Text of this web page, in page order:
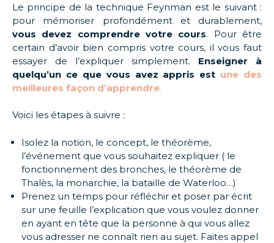
Le principe de la technique Feynman est le suivant :
pour mémoriser profondément et durablement,
vous devez comprendre votre cours. Pour être
certain d’avoir bien compris votre cours, il vous faut
essayer de l’expliquer simplement. Enseigner à
quelqu’un ce que vous avez appris est une des
meilleures façon d’apprendre.
Voici les étapes à suivre :
Isolez la notion, le concept, le théorème,
l’événement que vous souhaitez expliquer ( le
fonctionnement des bronches, le théorème de
Thalès, la monarchie, la bataille de Waterloo…)
Prenez un temps pour réfléchir et poser par écrit
sur une feuille l’explication que vous voulez donner
en ayant en tête que la personne à qui vous allez
vous adresser ne connaît rien au sujet. Faites appel